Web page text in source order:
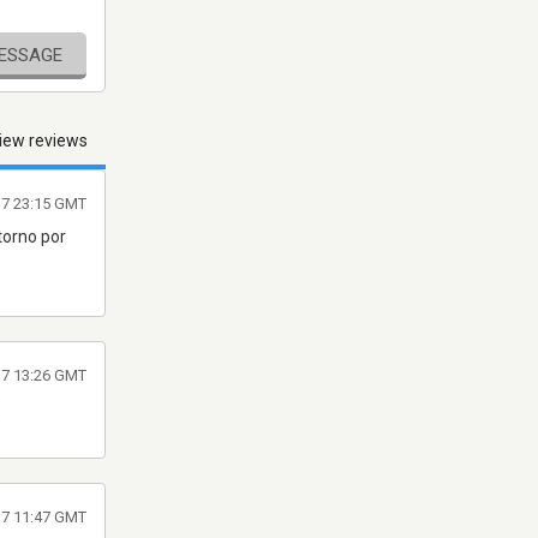
reviews
por
23:15 GMT
13:26 GMT
11:47 GMT